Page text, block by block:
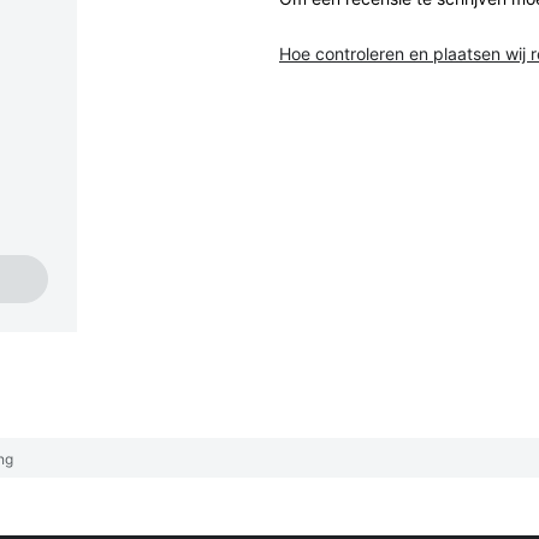
Hoe controleren en plaatsen wij